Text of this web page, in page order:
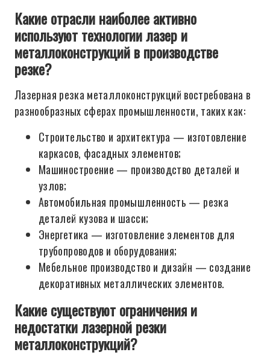
Какие отрасли наиболее активно
используют технологии лазер и
металлоконструкций в производстве
резке?
Лазерная резка металлоконструкций востребована в
разнообразных сферах промышленности, таких как:
Строительство и архитектура — изготовление
каркасов, фасадных элементов;
Машиностроение — производство деталей и
узлов;
Автомобильная промышленность — резка
деталей кузова и шасси;
Энергетика — изготовление элементов для
трубопроводов и оборудования;
Мебельное производство и дизайн — создание
декоративных металлических элементов.
Какие существуют ограничения и
недостатки лазерной резки
металлоконструкций?